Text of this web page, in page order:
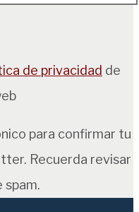
de privacidad de
para confirmar tu
Recuerda revisar
spam.